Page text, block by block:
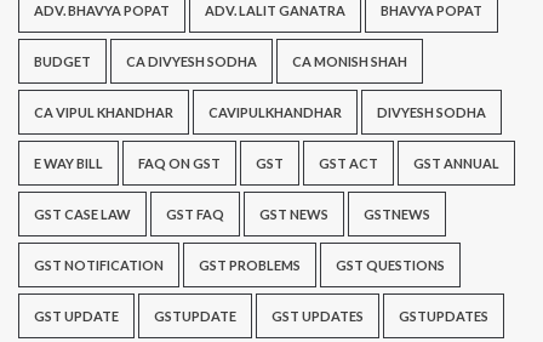
ADV. BHAVYA POPAT ADV. LALIT GANATRA BHAVYA POPAT
BUDGET CA DIVYESH SODHA CA MONISH SHAH
CA VIPUL KHANDHAR CAVIPULKHANDHAR DIVYESH SODHA
E WAY BILL FAQ ON GST GST GST ACT GST ANNUAL
GST CASE LAW GST FAQ GST NEWS GSTNEWS
GST NOTIFICATION GST PROBLEMS GST QUESTIONS
GST UPDATE GSTUPDATE GST UPDATES GSTUPDATES